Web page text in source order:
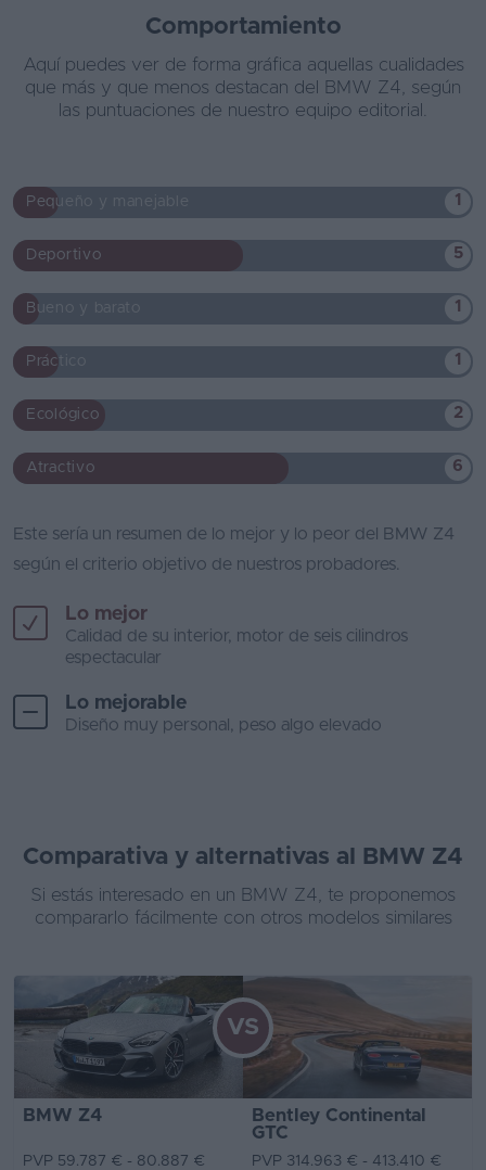
Comportamiento
Aquí puedes ver de forma gráfica aquellas cualidades
que más y que menos destacan del BMW Z4, según
las puntuaciones de nuestro equipo editorial.
Pequeño y manejable 1
Deportivo 5
Bueno y barato 1
Práctico 1
Ecológico 2
Atractivo 6
Este sería un resumen de lo mejor y lo peor del BMW Z4
según el criterio objetivo de nuestros probadores.
Lo mejor
Calidad de su interior, motor de seis cilindros
espectacular
Lo mejorable
Diseño muy personal, peso algo elevado
Comparativa y alternativas al BMW Z4
Si estás interesado en un BMW Z4, te proponemos
compararlo fácilmente con otros modelos similares
BMW Z4
Bentley Continental
GTC
VS
PVP 59.787 € - 80.887 €
PVP 314.963 € - 413.410 €